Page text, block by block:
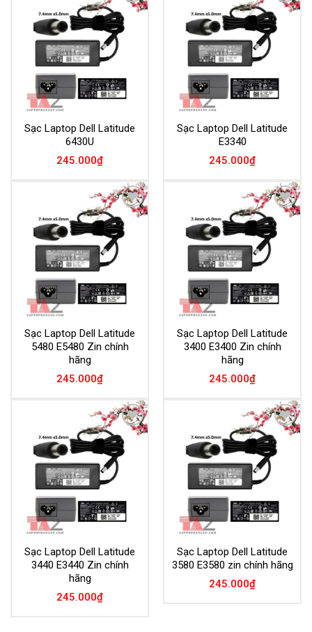
Add to
Wishlist
Sạc Laptop Dell Latitude
6430U
245.000₫
Add to
Wishlist
Sạc Laptop Dell Latitude
E3340
245.000₫
Add to
Wishlist
Sạc Laptop Dell Latitude
5480 E5480 Zin chính
hãng
245.000₫
Add to
Wishlist
Sạc Laptop Dell Latitude
3400 E3400 Zin chính
hãng
245.000₫
Add to
Wishlist
Sạc Laptop Dell Latitude
3440 E3440 Zin chính
hãng
245.000₫
Add to
Wishlist
Sạc Laptop Dell Latitude
3580 E3580 zin chính hãng
245.000₫